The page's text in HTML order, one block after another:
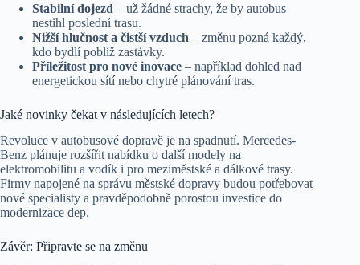
Stabilní dojezd – už žádné strachy, že by autobus
nestihl poslední trasu.
Nižší hlučnost a čistší vzduch – změnu pozná každý,
kdo bydlí poblíž zastávky.
Příležitost pro nové inovace – například dohled nad
energetickou sítí nebo chytré plánování tras.
Jaké novinky čekat v následujících letech?
Revoluce v autobusové dopravě je na spadnutí. Mercedes-
Benz plánuje rozšířit nabídku o další modely na
elektromobilitu a vodík i pro meziměstské a dálkové trasy.
Firmy napojené na správu městské dopravy budou potřebovat
nové specialisty a pravděpodobně porostou investice do
modernizace dep.
Závěr: Připravte se na změnu